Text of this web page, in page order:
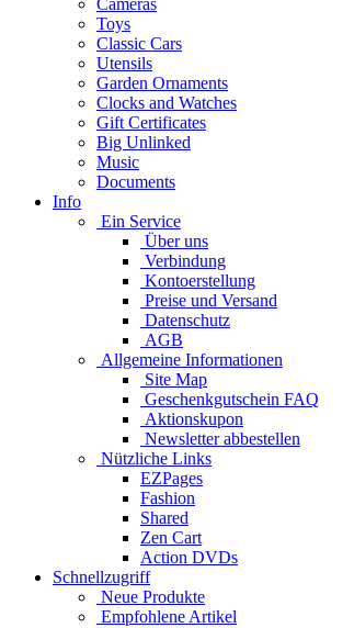
Cameras
Toys
Classic Cars
Utensils
Garden Ornaments
Clocks and Watches
Gift Certificates
Big Unlinked
Music
Documents
Info
Ein Service
Über uns
Verbindung
Kontoerstellung
Preise und Versand
Datenschutz
AGB
Allgemeine Informationen
Site Map
Geschenkgutschein FAQ
Aktionskupon
Newsletter abbestellen
Nützliche Links
EZPages
Fashion
Shared
Zen Cart
Action DVDs
Schnellzugriff
Neue Produkte
Empfohlene Artikel